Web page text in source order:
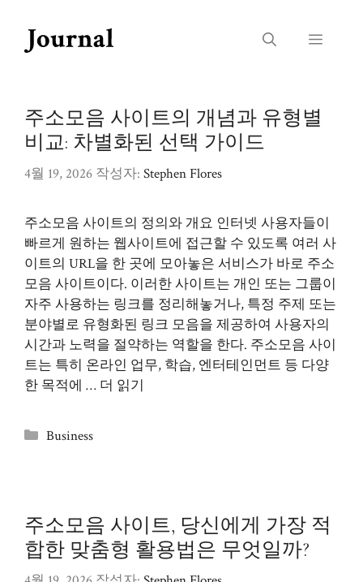
메
주소모음 사이트의 개념과 유형별
비교: 차별화된 선택 가이드
4월 19, 2026 작성자: Stephen Flores
주소모음 사이트의 정의와 개요 인터넷 사용자들이
빠르게 원하는 웹사이트에 접근할 수 있도록 여러 사
이트의 URL을 한 곳에 모아놓은 서비스가 바로 주소
모음 사이트이다. 이러한 사이트는 개인 또는 그룹이
자주 사용하는 링크를 정리해놓거나, 특정 주제 또는
분야별로 유형화된 링크 모음을 제공하여 사용자의
시간과 노력을 절약하는 역할을 한다. 주소모음 사이
트는 특히 온라인 업무, 학습, 엔터테인먼트 등 다양
한 목적에 … 더 읽기
카
Business
주소모음 사이트, 당신에게 가장 적
합한 맞춤형 활용법은 무엇일까?